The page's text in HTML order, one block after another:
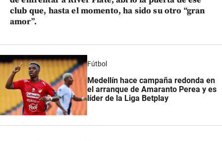
club que, hasta el momento, ha sido su otro “gran
amor”.
Fútbol
Medellín hace campaña redonda en
el arranque de Amaranto Perea y es
líder de la Liga Betplay